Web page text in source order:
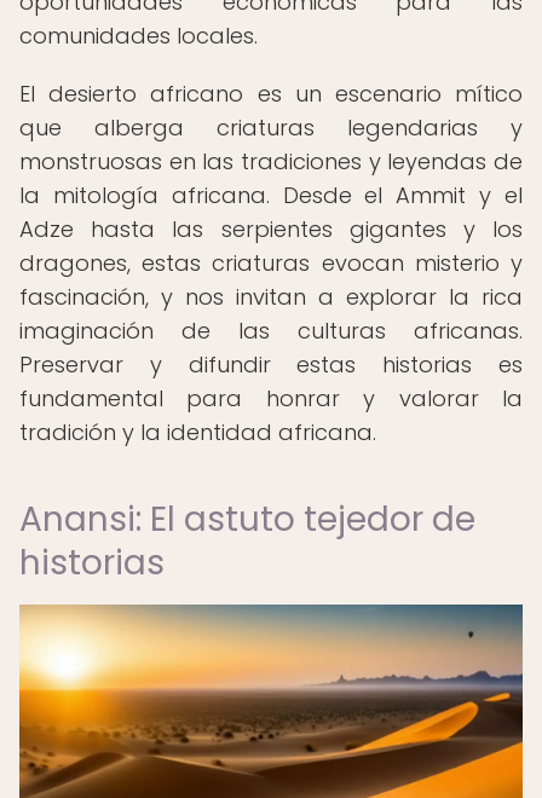
comunidades locales.
El desierto africano es un escenario mítico
que alberga criaturas legendarias y
monstruosas en las tradiciones y leyendas de
la mitología africana. Desde el Ammit y el
Adze hasta las serpientes gigantes y los
dragones, estas criaturas evocan misterio y
fascinación, y nos invitan a explorar la rica
imaginación de las culturas africanas.
Preservar y difundir estas historias es
fundamental para honrar y valorar la
tradición y la identidad africana.
Anansi: El astuto tejedor de
historias